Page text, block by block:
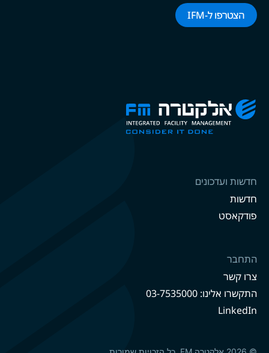
הצטרפו ל-‌‌IFM‌‌
חדשות ועדכונים
חדשות
פודקאסט
התחבר
צרו קשר
התקשרו אלינו: 03-7535000
LinkedIn